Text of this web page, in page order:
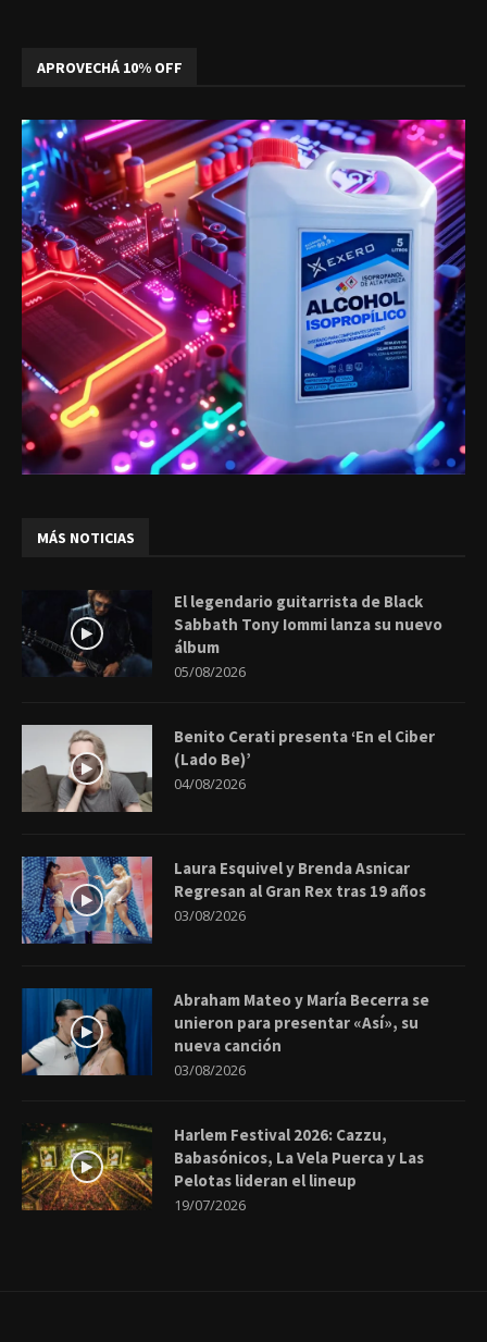
APROVECHÁ 10% OFF
MÁS NOTICIAS
El legendario guitarrista de Black
Sabbath Tony Iommi lanza su nuevo
álbum
05/08/2026
Benito Cerati presenta ‘En el Ciber
(Lado Be)’
04/08/2026
Laura Esquivel y Brenda Asnicar
Regresan al Gran Rex tras 19 años
03/08/2026
Abraham Mateo y María Becerra se
unieron para presentar «Así», su
nueva canción
03/08/2026
Harlem Festival 2026: Cazzu,
Babasónicos, La Vela Puerca y Las
Pelotas lideran el lineup
19/07/2026